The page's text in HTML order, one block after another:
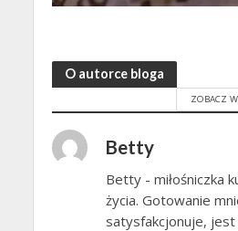
O autorce bloga
ZOBACZ
Betty
Betty - miłośniczka
życia. Gotowanie
satysfakcjonuje, jest